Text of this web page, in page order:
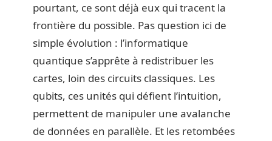
pourtant, ce sont déjà eux qui tracent la
frontière du possible. Pas question ici de
simple évolution : l’informatique
quantique s’apprête à redistribuer les
cartes, loin des circuits classiques. Les
qubits, ces unités qui défient l’intuition,
permettent de manipuler une avalanche
de données en parallèle. Et les retombées